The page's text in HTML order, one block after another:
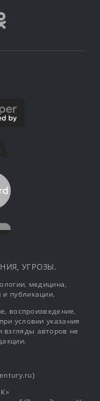
УГРОЗЫ.
медицина,
публикации.
воспроизведение,
условии указания
авторов не